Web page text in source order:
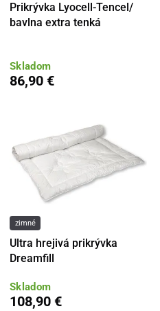
Prikrývka Lyocell-Tencel/
bavlna extra tenká
Skladom
86,90 €
zimné
Ultra hrejivá prikrývka
Dreamfill
Skladom
108,90 €